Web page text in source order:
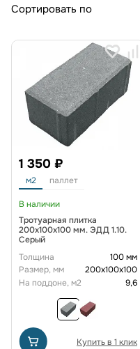
Сортировать по
1 350 ₽
м2 паллет
В наличии
Тротуарная плитка
200х100х100 мм. ЭДД 1.10.
Серый
Толщина
100 мм
Размер, мм
200х100х100
На поддоне, м2
9,6
Купить в 1 клик